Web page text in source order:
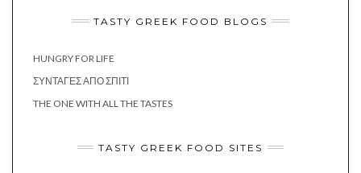
TASTY GREEK FOOD BLOGS
HUNGRY FOR LIFE
ΣΥΝΤΑΓΈΣ ΑΠΌ ΣΠΊΤΙ
THE ONE WITH ALL THE TASTES
TASTY GREEK FOOD SITES